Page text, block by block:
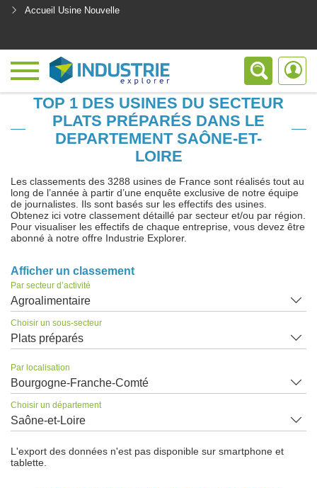
Accueil Usine Nouvelle
TOP 1 DES USINES DU SECTEUR
PLATS PRÉPARÉS DANS LE
DEPARTEMENT SAÔNE-ET-
LOIRE
Les classements des 3288 usines de France sont réalisés tout au
long de l’année à partir d’une enquête exclusive de notre équipe
de journalistes. Ils sont basés sur les effectifs des usines.
Obtenez ici votre classement détaillé par secteur et/ou par région.
Pour visualiser les effectifs de chaque entreprise, vous devez être
abonné à notre offre Industrie Explorer.
Afficher un classement
Par secteur d’activité
Agroalimentaire
Choisir un sous-secteur
Plats préparés
Par localisation
Bourgogne-Franche-Comté
Choisir un département
Saône-et-Loire
L'export des données n'est pas disponible sur smartphone et
tablette.